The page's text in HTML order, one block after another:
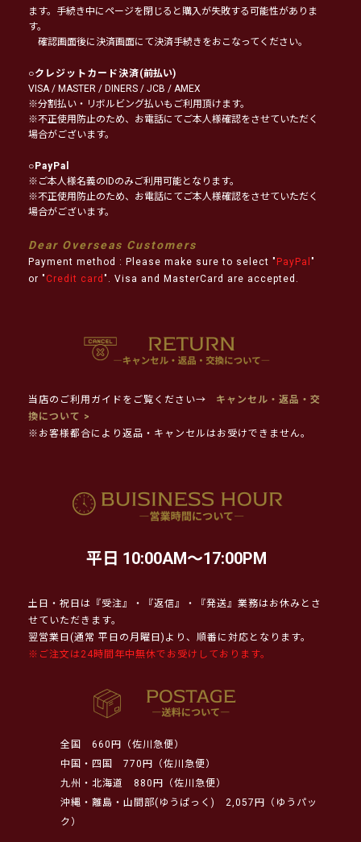
ます。手続き中にページを閉じると購入が失敗する可能性がありま
す。
確認画面後に決済画面にて決済手続きをおこなってください。
○クレジットカード決済(前払い)
VISA / MASTER / DINERS / JCB / AMEX
※分割払い・リボルビング払いもご利用頂けます。
※不正使用防止のため、お電話にてご本人様確認をさせていただく
場合がございます。
○PayPal
※ご本人様名義のIDのみご利用可能となります。
※不正使用防止のため、お電話にてご本人様確認をさせていただく
場合がございます。
Dear Overseas Customers
Payment method : Please make sure to select " PayPal "
or " Credit card ". Visa and MasterCard are accepted.
当店のご利用ガイドをご覧ください→
キャンセル・返品・交
換について >
※お客様都合により返品・キャンセルはお受けできません。
平日 10:00AM～17:00PM
土日・祝日は『受注』・『返信』・『発送』業務はお休みとさ
せていただきます。
翌営業日(通常 平日の月曜日)より、順番に対応となります。
※ご注文は24時間年中無休でお受けしております。
全国
660円（佐川急便）
中国・四国
770円（佐川急便）
九州・北海道
880円（佐川急便）
沖縄・離島・山間部(ゆうぱっく)
2,057円（ゆうパッ
ク）